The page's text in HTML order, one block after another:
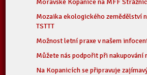
Moravské Kopanice na MFF
Mozaika ekologického zemědělství
TSTTT
Možnost letní praxe v našem
Můžete nás podpořit při nakupování
Na Kopanicích se připravuje